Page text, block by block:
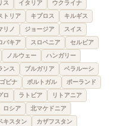
ス イタリア
ウクライナ
トリア キプロス
キルギス
リノ ジョージア
スイス
バキア スロベニア
セルビア
ノルウェー
ハンガリー
ンス ブルガリア
ベラルーシ
ビナ ポルトガル
ポーランド
ロ ラトビア
リトアニア
ロシア 北マケドニア
キスタン
カザフスタン